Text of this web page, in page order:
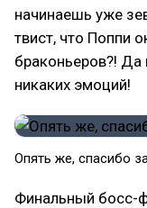
начинаешь уже
твист, что Поппи
браконьеров?! Да
никаких эмоций!
Опять же, спасибо
Финальный босс-